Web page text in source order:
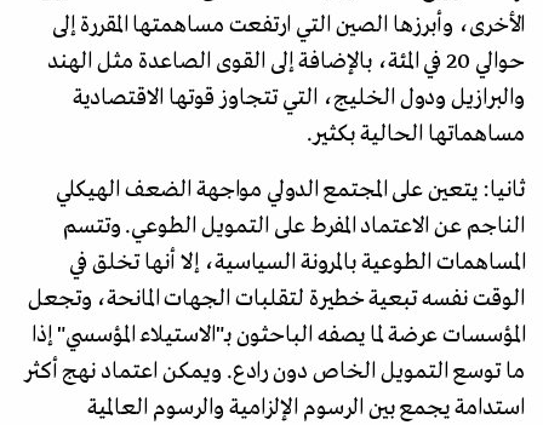
الأخرى، وأبرزها الصين التي ارتفعت مساهمتها المقررة إلى
حوالي 20 في المئة، بالإضافة إلى القوى الصاعدة مثل الهند
والبرازيل ودول الخليج، التي تتجاوز قوتها الاقتصادية
مساهماتها الحالية بكثير.
ثانيا: يتعين على المجتمع الدولي مواجهة الضعف الهيكلي
الناجم عن الاعتماد المفرط على التمويل الطوعي. وتتسم
المساهمات الطوعية بالمرونة السياسية، إلا أنها تخلق في
الوقت نفسه تبعية خطيرة لتقلبات الجهات المانحة، وتجعل
المؤسسات عرضة لما يصفه الباحثون بـ"الاستيلاء المؤسسي" إذا
ما توسع التمويل الخاص دون رادع. ويمكن اعتماد نهج أكثر
استدامة يجمع بين الرسوم الإلزامية والرسوم العالمية